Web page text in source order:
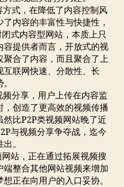
式，在降低了内容控制风
内容的丰富性与快捷性，
式内容型网站，本质上只
容提供者而言，开放式的视
合了内容，而且聚合了上
联网快速、分散性、长
分享，用户上传在内容监
创造了更高效的视频传播
比P2P类视频网站晚了近
与视频分享争夺战，迄今
。
站，正在通过拓展视频搜
整合其他网站视频来增加
正在向用户的入口妥协。